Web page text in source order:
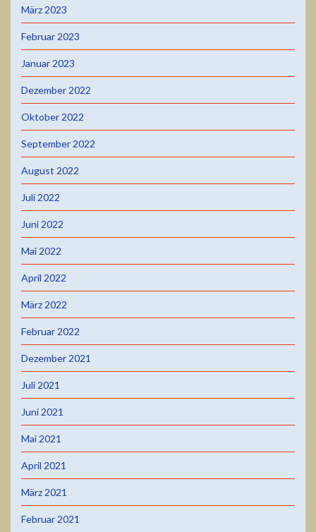
März 2023
Februar 2023
Januar 2023
Dezember 2022
Oktober 2022
September 2022
August 2022
Juli 2022
Juni 2022
Mai 2022
April 2022
März 2022
Februar 2022
Dezember 2021
Juli 2021
Juni 2021
Mai 2021
April 2021
März 2021
Februar 2021